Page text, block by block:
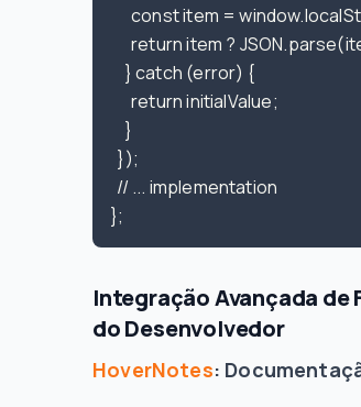
const item =
return item ?
    } catch (error) {
      return initialValue;
    }
  });
  // ... implementation
Integração Avançada
do Desenvolvedor
HoverNotes: